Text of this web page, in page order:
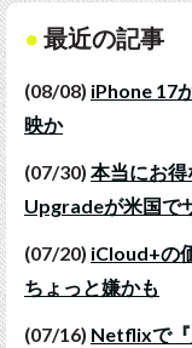
最近の記事
(08/08) iPhone 17
映か
(07/30) 本当にお
Upgradeが米国で
(07/20) iCloud+の
ちょっと嫌かも
(07/16) Netflixで『